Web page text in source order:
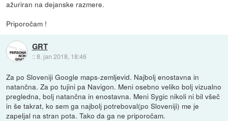
ažuriran na dejanske razmere.
Priporočam !
GRT
::8. jan 2018, 18:46
Za po Sloveniji Google maps-zemljevid. Najbolj enostavna in
natančna. Za po tujini pa Navigon. Meni osebno veliko bolj vizualno
pregledna, bolj natančna in enostavna. Meni Sygic nikoli ni bil všeč
in še takrat, ko sem ga najbolj potreboval(po Sloveniji) me je
zapeljal na stran pota. Tako da ga ne priporočam.